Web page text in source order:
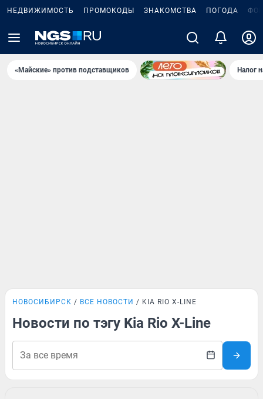
НЕДВИЖИМОСТЬ ПРОМОКОДЫ ЗНАКОМСТВА ПОГОДА
«Майские» против подставщиков Налог
НОВОСИБИРСК ВСЕ НОВОСТИ KIA RIO X-LINE
Новости по тэгу Kia Rio X-Line